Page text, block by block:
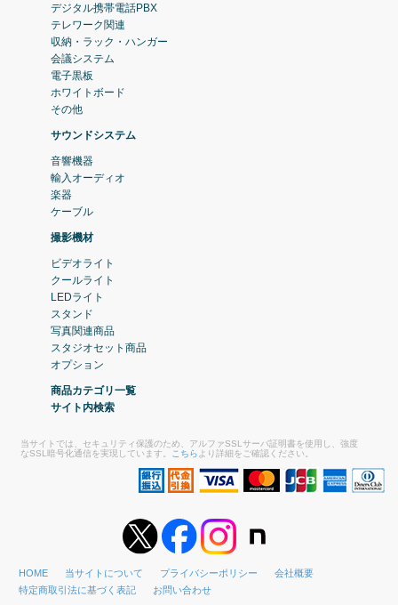
デジタル携帯電話PBX
テレワーク関連
収納・ラック・ハンガー
会議システム
電子黒板
ホワイトボード
その他
サウンドシステム
音響機器
輸入オーディオ
楽器
ケーブル
撮影機材
ビデオライト
クールライト
LEDライト
スタンド
写真関連商品
スタジオセット商品
オプション
商品カテゴリ一覧
サイト内検索
当サイトでは、セキュリティ保護のため、アルファSSLサーバ証明書を使用し、強度
なSSL暗号化通信を実現しています。
こちら より詳細をご確認ください。
HOME 当サイトについて プライバシーポリシー
会社概要
特定商取引法に基づく表記
お問い合わせ